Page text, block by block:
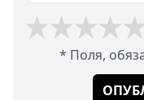
* Поля,